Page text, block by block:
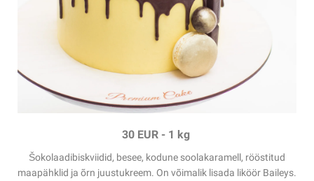
30 EUR - 1 kg
Šokolaadibiskviidid, besee, kodune soolakaramell, rööstitud
maapähklid ja õrn juustukreem. On võimalik lisada liköör Baileys.